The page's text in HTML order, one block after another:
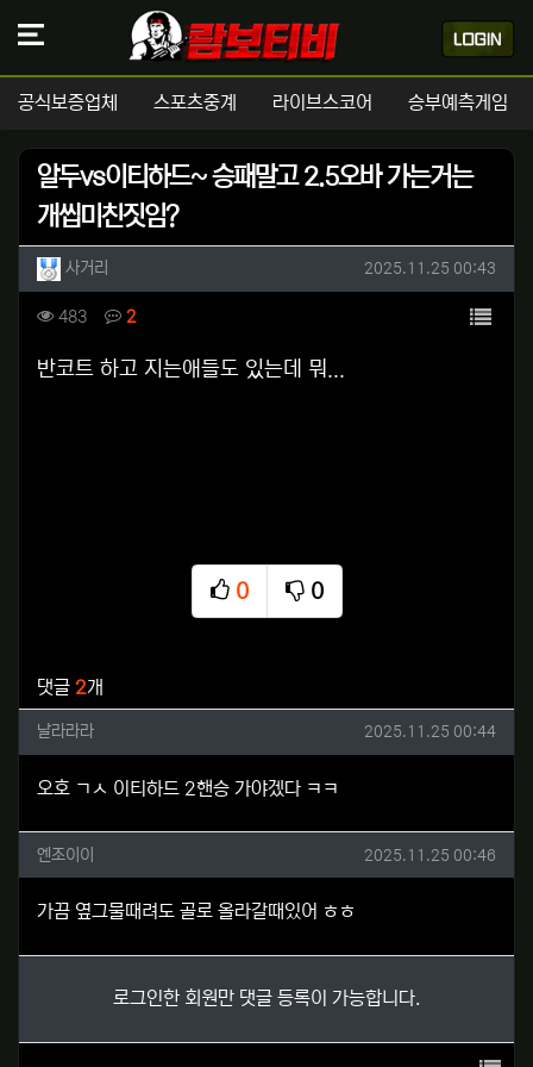
공식보증업체 스포츠중계 라이브스코어 승부예측게임
알두vs이티하드~ 승패말고 2.5오바 가는거는
개씹미친짓임?
작성자 정보
사거리 작성일
2025.11.25 00:43
컨텐츠 정보
483조회 2댓글 목록
본문
반코트 하고 지는애들도 있는데 뭐...
0
추천
0
비추천
댓글 2개
날라라라님의 댓글
날라라라 작성일
2025.11.25 00:44
오호 ㄱㅅ 이티하드 2핸승 가야겠다 ㅋㅋ
엔조이이님의 댓글
엔조이이 작성일
2025.11.25 00:46
가끔 옆그물때려도 골로 올라갈때있어 ㅎㅎ
로그인한 회원만 댓글 등록이 가능합니다.